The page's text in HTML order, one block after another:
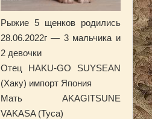
Рыжие 5 щенков родились
28.06.2022г — 3 мальчика и
2 девочки
Отец HAKU-GO SUYSEAN
(Хаку) импорт Япония
Мать AKAGITSUNE
VAKASA (Туса)